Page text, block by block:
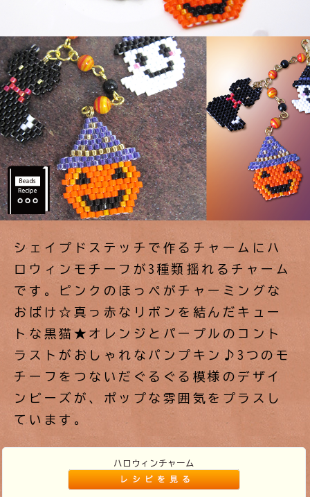
シェイプドステッチで作るチャームにハ
ロウィンモチーフが3種類揺れるチャーム
です。ピンクのほっぺがチャーミングな
おばけ☆真っ赤なリボンを結んだキュー
トな黒猫★オレンジとパープルのコント
ラストがおしゃれなパンプキン♪3つのモ
チーフをつないだぐるぐる模様のデザイ
ンビーズが、ポップな雰囲気をプラスし
ています。
ハロウィンチャーム